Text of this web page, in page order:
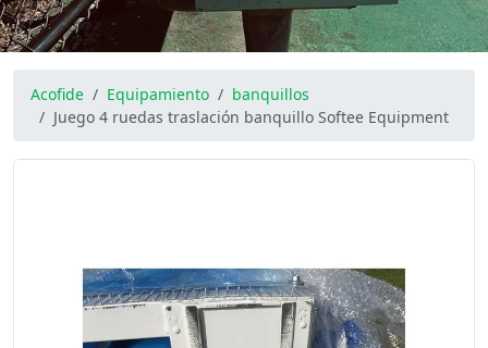
Acofide Equipamiento
banquillos
Juego 4 ruedas traslación banquillo Softee Equipment